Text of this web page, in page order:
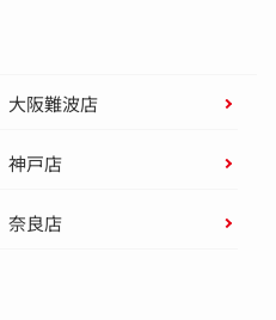
大阪難波店
神戸店
奈良店